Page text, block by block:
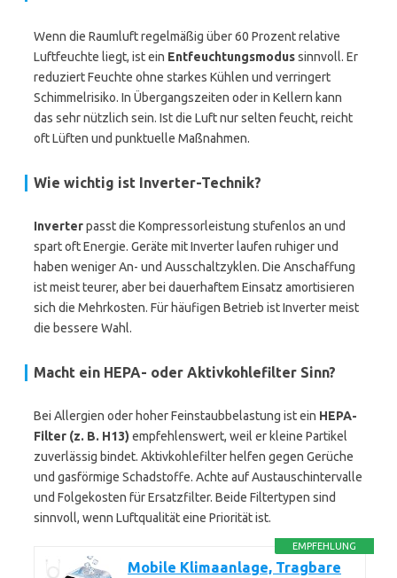
Wenn die Raumluft regelmäßig über 60 Prozent relative
Luftfeuchte liegt, ist ein Entfeuchtungsmodussinnvoll. Er
reduziert Feuchte ohne starkes Kühlen und verringert
Schimmelrisiko. In Übergangszeiten oder in Kellern kann
das sehr nützlich sein. Ist die Luft nur selten feucht, reicht
oft Lüften und punktuelle Maßnahmen.
Wie wichtig ist Inverter-Technik?
Inverterpasst die Kompressorleistung stufenlos an und
spart oft Energie. Geräte mit Inverter laufen ruhiger und
haben weniger An- und Ausschaltzyklen. Die Anschaffung
ist meist teurer, aber bei dauerhaftem Einsatz amortisieren
sich die Mehrkosten. Für häufigen Betrieb ist Inverter meist
die bessere Wahl.
Macht ein HEPA- oder Aktivkohlefilter Sinn?
Bei Allergien oder hoher Feinstaubbelastung ist ein HEPA-
Filter (z. B. H13) empfehlenswert, weil er kleine Partikel
zuverlässig bindet. Aktivkohlefilter helfen gegen Gerüche
und gasförmige Schadstoffe. Achte auf Austauschintervalle
und Folgekosten für Ersatzfilter. Beide Filtertypen sind
sinnvoll, wenn Luftqualität eine Priorität ist.
EMPFEHLUNG
Mobile Klimaanlage, Tragbare